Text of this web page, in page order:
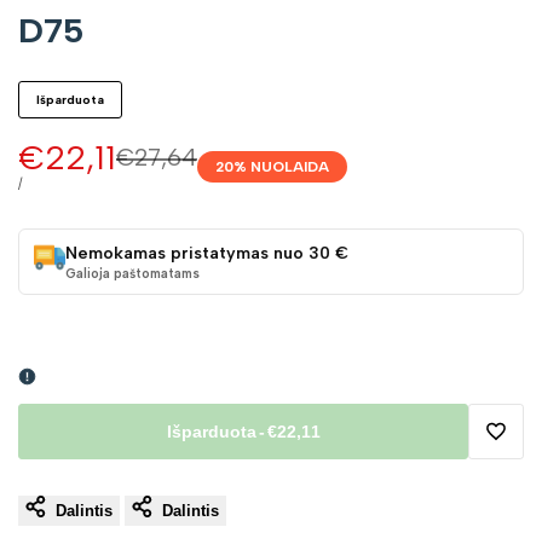
D75
Išparduota
Įprasta
€27,64
Pardavimo
kaina
€22,11
VIENETO
/
20% NUOLAIDA
Nemokamas pristatymas nuo 30 €
Galioja paštomatams
Išparduota-€22,11
Dalintis Dalintis